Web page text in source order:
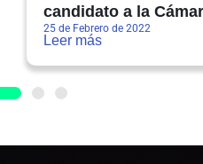
candidato a la
25 de Febrero de 2022
Leer más